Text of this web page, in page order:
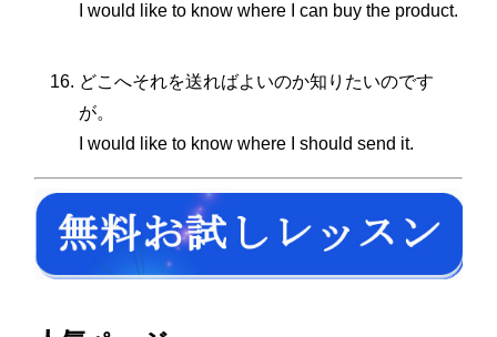
I would like to know where I can buy the product.
どこへそれを送ればよいのか知りたいのです
が。
I would like to know where I should send it.